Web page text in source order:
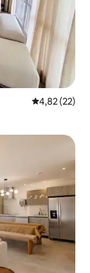
Gemiddelde
4,82 (22)